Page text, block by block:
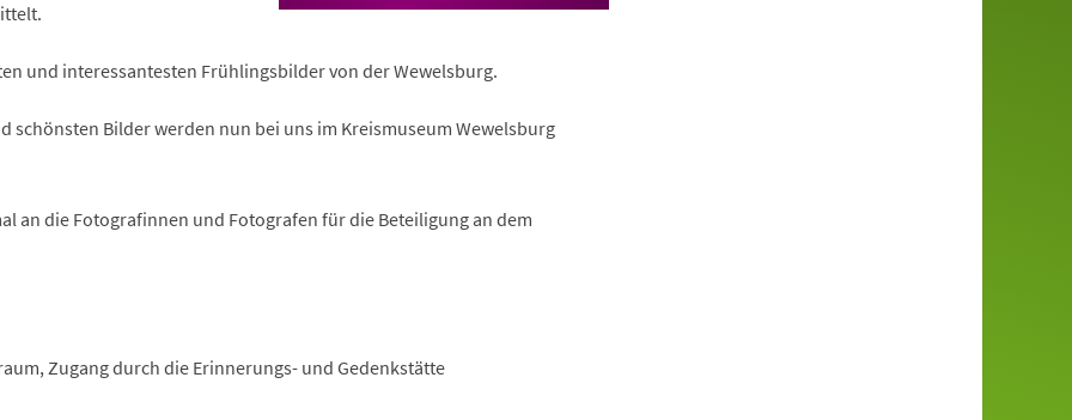
und interessantesten Frühlingsbilder von der Wewelsburg.
schönsten Bilder werden nun bei uns im Kreismuseum Wewelsburg
an die Fotografinnen und Fotografen für die Beteiligung an dem
Zugang durch die Erinnerungs- und Gedenkstätte